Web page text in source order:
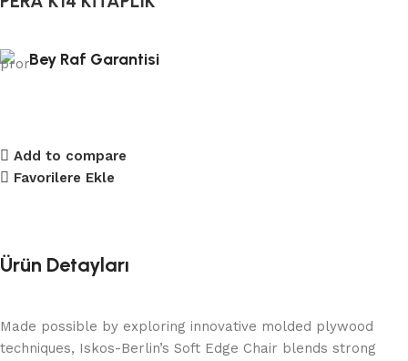
Bey Raf Garantisi
Add to compare
Favorilere Ekle
Ürün Detayları
Made possible by exploring innovative molded plywood
techniques, Iskos-Berlin’s Soft Edge Chair blends strong